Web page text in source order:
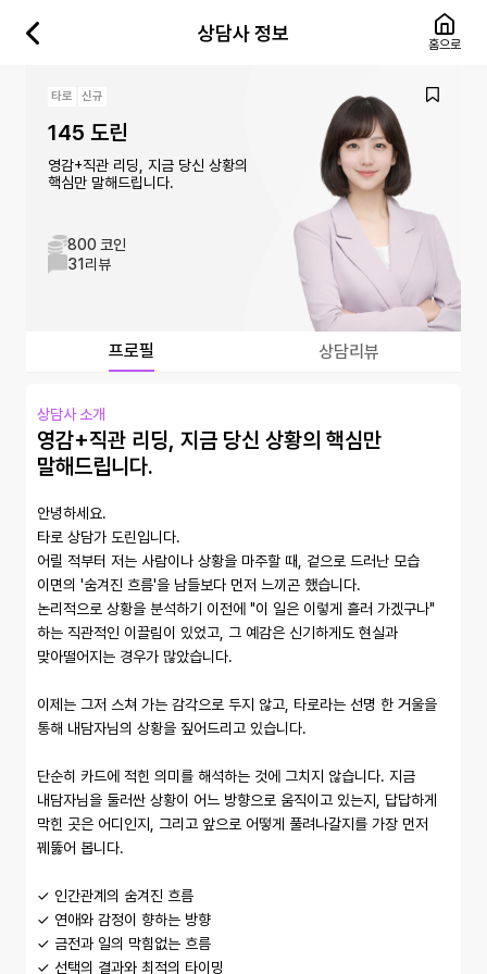
상담사 정보
홈으로
타로 신규
145 도린
영감+직관 리딩, 지금 당신 상황의
핵심만 말해드립니다.
800 코인
31 리뷰
프로필 상담리뷰
상담사 소개
영감+직관 리딩, 지금 당신 상황의 핵심만
말해드립니다.
안녕하세요.
타로 상담가 도린입니다.
어릴 적부터 저는 사람이나 상황을 마주할 때, 겉으로 드러난 모습
이면의 '숨겨진 흐름'을 남들보다 먼저 느끼곤 했습니다.
논리적으로 상황을 분석하기 이전에 "이 일은 이렇게 흘러 가겠구나"
하는 직관적인 이끌림이 있었고, 그 예감은 신기하게도 현실과
맞아떨어지는 경우가 많았습니다.
이제는 그저 스쳐 가는 감각으로 두지 않고, 타로라는 선명 한 거울을
통해 내담자님의 상황을 짚어드리고 있습니다.
단순히 카드에 적힌 의미를 해석하는 것에 그치지 않습니다. 지금
내담자님을 둘러싼 상황이 어느 방향으로 움직이고 있는지, 답답하게
막힌 곳은 어디인지, 그리고 앞으로 어떻게 풀려나갈지를 가장 먼저
꿰뚫어 봅니다.
✓ 인간관계의 숨겨진 흐름
✓ 연애와 감정이 향하는 방향
✓ 금전과 일의 막힘없는 흐름
✓ 선택의 결과와 최적의 타이밍